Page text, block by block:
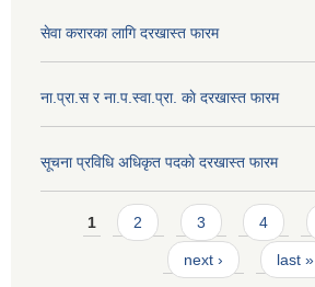
सेवा करारका लागि दरखास्त फारम
ना‍.प्रा.स र ना.प.स्वा.प्रा. काे दरखास्त फारम
सूचना प्रविधि अधिकृत पदकाे दरखास्त फारम
Pages
1 2 3 4
next › last »